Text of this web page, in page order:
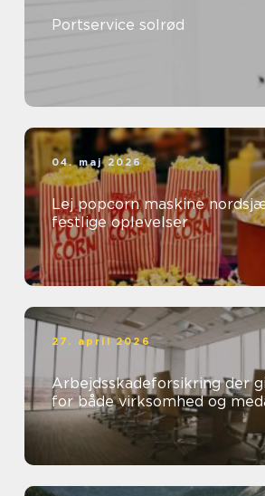
Portservice solrød
04. maj 2026
Lej popcorn maskine
festlige oplevelser
27. april 2026
Arbejdsskadeforsikring der
for både virksomhed og